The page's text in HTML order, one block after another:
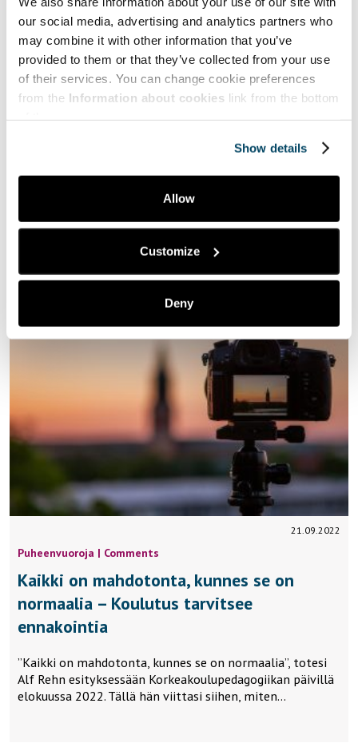
our social media, advertising and analytics partners who
may combine it with other information that you’ve
provided to them or that they’ve collected from your use
of their services. You can change cookie preferences
from the Information about cookies link from the bottom
Show details
Allow
Customize
Deny
30.10.2022
Hyve | Health and Well-being
Tarvitaan entistä tietoisempaa
Etiikka määritellään systemaattiseksi yritykseksi pyrkiä
ymmärtämään moraalikäsitteitä; sitä, mikä on oikein ja
väärin tai hyvää ja pahaa. Etiikan ja samalla…
21.09.2022
Puheenvuoroja | Comments
Kaikki on mahdotonta, kunnes se on
normaalia – Koulutus tarvitsee
ennakointia
”Kaikki on mahdotonta, kunnes se on normaalia”, totesi
Alf Rehn esityksessään Korkeakoulupedagogiikan päivillä
elokuussa 2022. Tällä hän viittasi siihen, miten…